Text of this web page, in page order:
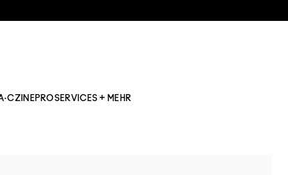
PROSERVICES + MEHR